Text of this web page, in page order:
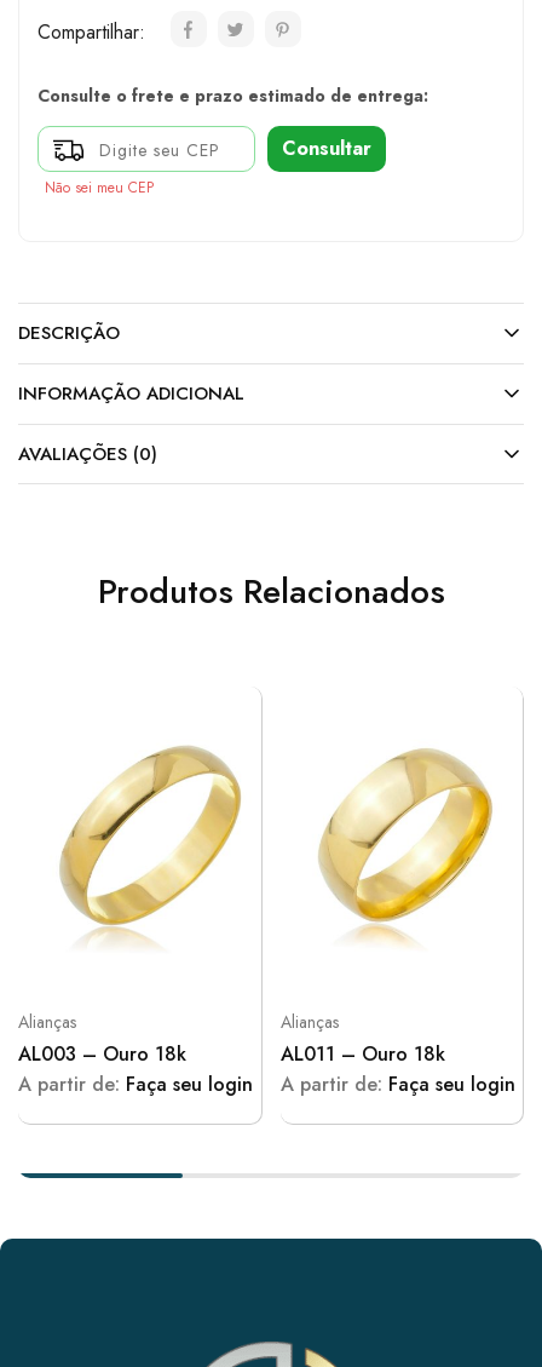
Compartilhar:
Consulte o frete e prazo estimado de entrega:
Consultar
Não sei meu CEP
DESCRIÇÃO
INFORMAÇÃO ADICIONAL
AVALIAÇÕES (0)
Produtos Relacionados
Alianças
AL003 – Ouro 18k
A partir de: Faça seu login
Alianças
AL011 – Ouro 18k
A partir de: Faça seu login